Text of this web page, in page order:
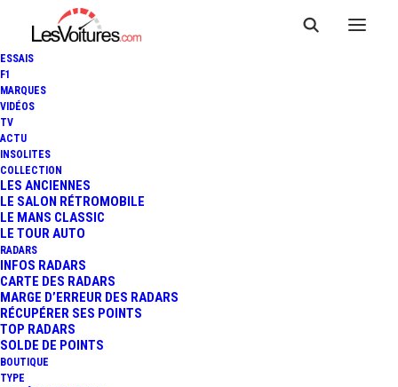
ESSAIS
F1
MARQUES
VIDÉOS
TV
ACTU
INSOLITES
COLLECTION
LES ANCIENNES
LE SALON RÉTROMOBILE
LE MANS CLASSIC
LE TOUR AUTO
RADARS
INFOS RADARS
CARTE DES RADARS
MARGE D’ERREUR DES RADARS
RÉCUPÉRER SES POINTS
TOP RADARS
SOLDE DE POINTS
BOUTIQUE
TYPE
TECHNOLOGIE DEVRAIT ÊTRE
CHINOISE ET SON USINE
SERA EN ITALIE